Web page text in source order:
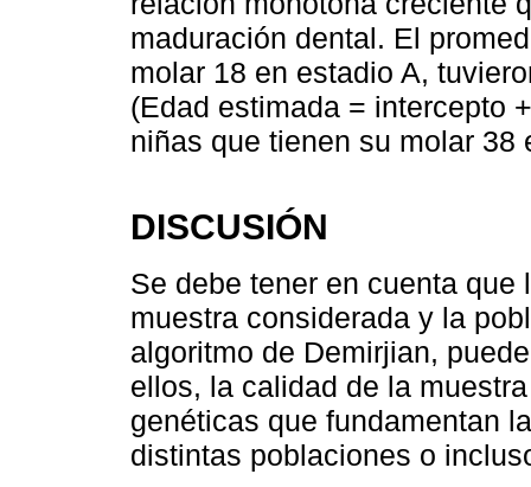
maduración dental. El
molar 18 en estadio A,
(Edad estimada = intercepto
niñas que tienen su molar 38
DISCUSIÓN
Se debe tener en cuenta
muestra considerada y la
algoritmo de Demirjian,
ellos, la calidad de la
genéticas que fundamentan
distintas poblaciones o